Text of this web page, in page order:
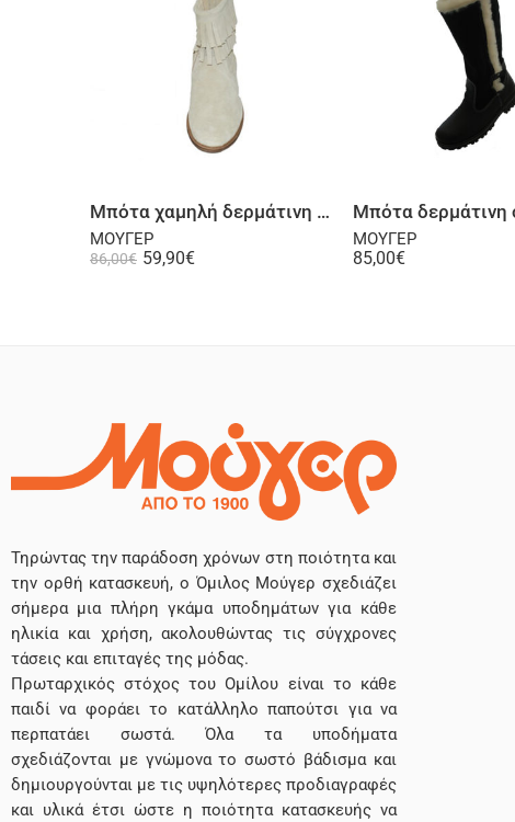
Επιλογή
Μπότα χαμηλή δερμάτινη σαμουά σε μπεζ
ΜΟΥΓΕΡ
86,00€ 59,90€
Επιλογή
ΜΟΥΓΕΡ
85,00€
Τηρώντας την παράδοση χρόνων στη ποιότητα και
την ορθή κατασκευή, ο Όμιλος Μούγερ σχεδιάζει
σήμερα μια πλήρη γκάμα υποδημάτων για κάθε
ηλικία και χρήση, ακολουθώντας τις σύγχρονες
τάσεις και επιταγές της μόδας.
Πρωταρχικός στόχος του Ομίλου είναι το κάθε
παιδί να φοράει το κατάλληλο παπούτσι για να
περπατάει σωστά. Όλα τα υποδήματα
σχεδιάζονται με γνώμονα το σωστό βάδισμα και
δημιουργούνται με τις υψηλότερες προδιαγραφές
και υλικά έτσι ώστε η ποιότητα κατασκευής να